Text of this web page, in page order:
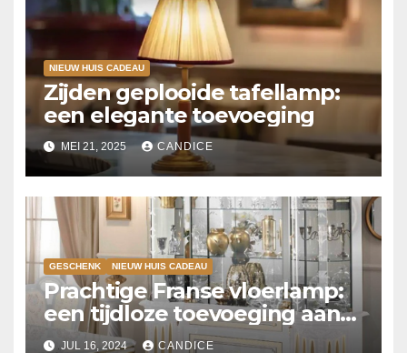
NIEUW HUIS CADEAU
Zijden geplooide tafellamp:
een elegante toevoeging
MEI 21, 2025 CANDICE
GESCHENK NIEUW HUIS CADEAU
Prachtige Franse vloerlamp:
een tijdloze toevoeging aan
uw interieur
JUL 16, 2024 CANDICE